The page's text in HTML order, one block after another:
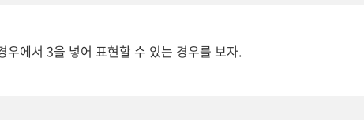
우에서 3을 넣어 표현할 수 있는 경우를 보자.